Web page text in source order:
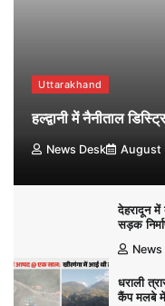
Uttarakhand
हल्द्वानी में नैनीताल
News Desk August
देहरादून में
सड़क
News
धराली
कैंप मलबे में